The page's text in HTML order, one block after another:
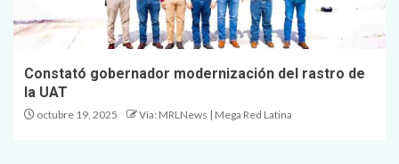
Constató gobernador modernización del rastro de
la UAT
octubre 19, 2025 Vía: MRLNews | Mega Red Latina